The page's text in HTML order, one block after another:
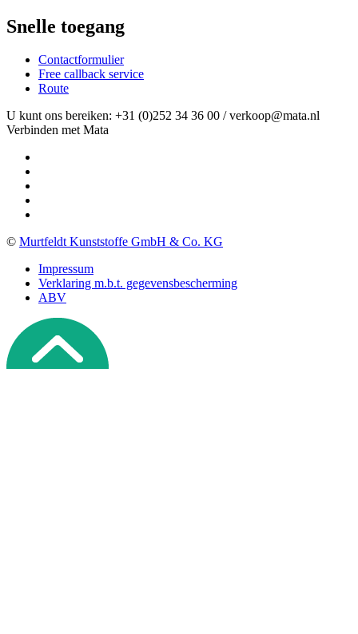
Snelle toegang
Contactformulier
Free callback service
Route
U kunt ons bereiken: +31 (0)252 34 36 00 / verkoop@mata.nl
Verbinden met Mata
© Murtfeldt Kunststoffe GmbH & Co. KG
Impressum
Verklaring m.b.t. gegevensbescherming
ABV